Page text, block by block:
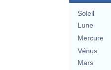
Soleil
Lune
Mercure
Vénus
Mars